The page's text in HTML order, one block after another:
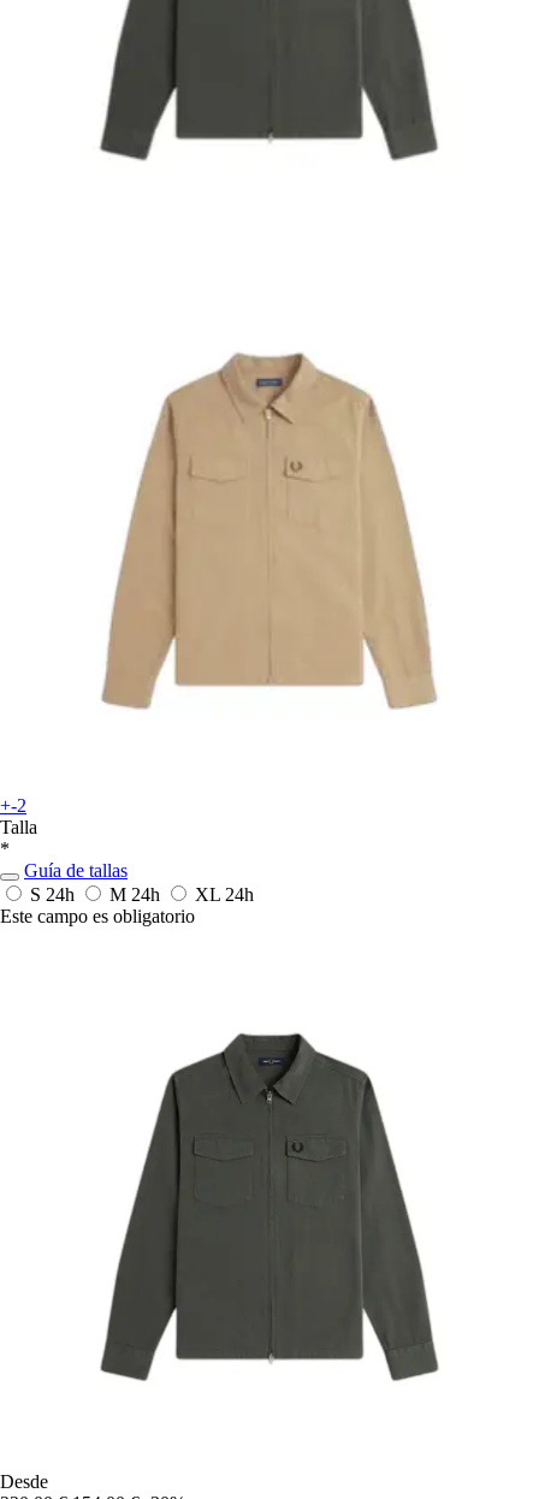
+-2
Talla
*
Guía de tallas
S 24h M 24h XL 24h
Este campo es obligatorio
Desde